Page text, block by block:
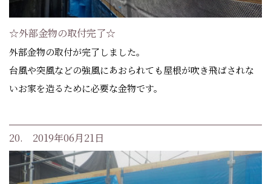
☆外部金物の取付完了☆
外部金物の取付が完了しました。
台風や突風などの強風にあおられても屋根が吹き飛ばされな
いお家を造るために必要な金物です。
20. 2019年06月21日